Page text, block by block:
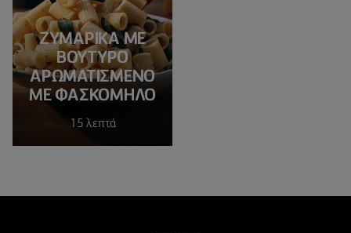
ΖΥΜΑΡΙΚΆ ΜΕ
ΒΟΎΤΥΡΟ
ΑΡΩΜΑΤΙΣΜΈΝΟ
ΜΕ ΦΑΣΚΌΜΗΛΟ
15 λεπτά